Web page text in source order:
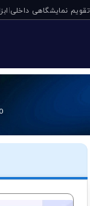
تقویم نمایشگاهی داخلی|